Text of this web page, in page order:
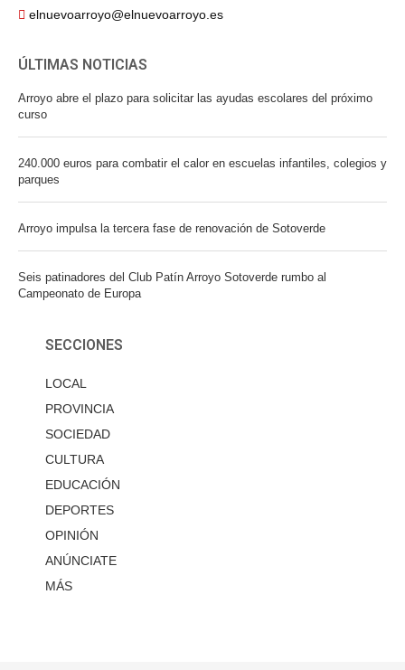
elnuevoarroyo@elnuevoarroyo.es
ÚLTIMAS NOTICIAS
Arroyo abre el plazo para solicitar las ayudas escolares del próximo
curso
240.000 euros para combatir el calor en escuelas infantiles, colegios y
parques
Arroyo impulsa la tercera fase de renovación de Sotoverde
Seis patinadores del Club Patín Arroyo Sotoverde rumbo al
Campeonato de Europa
SECCIONES
LOCAL
PROVINCIA
SOCIEDAD
CULTURA
EDUCACIÓN
DEPORTES
OPINIÓN
ANÚNCIATE
MÁS